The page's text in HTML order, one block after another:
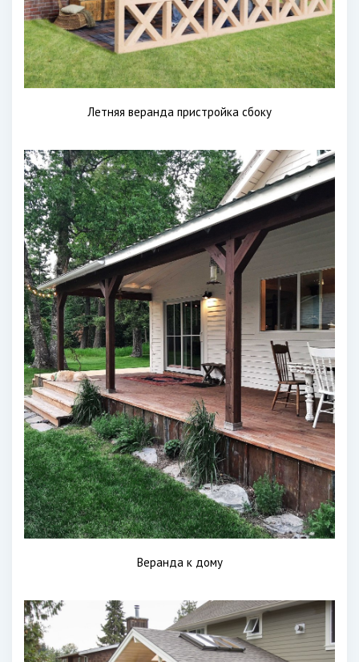
Летняя веранда пристройка сбоку
Веранда к дому